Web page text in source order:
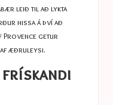
leið til að lykta
hissa á því að
Provence getur
æðruleysi.
frískandi